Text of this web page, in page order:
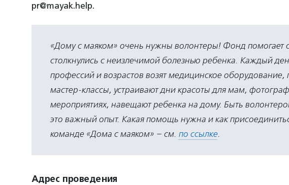
pr@mayak.help.
«Дому с маяком» очень нужны волонтеры! Фонд помогает
столкнулись с неизлечимой болезнью ребенка. Каждый
профессий и возрастов возят медицинское оборудование,
мастер-классы, устраивают дни красоты для мам,
мероприятиях, навещают ребенка на дому. Быть
это важный опыт. Какая помощь нужна и как
команде «Дома с маяком» – см. по ссылке.
Адрес проведения